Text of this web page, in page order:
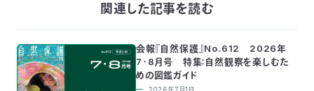
関連した記事を読む
会報『自然保護』No.612 2026年
7・8月号 特集：自然観察を楽しむた
めの図鑑ガイド